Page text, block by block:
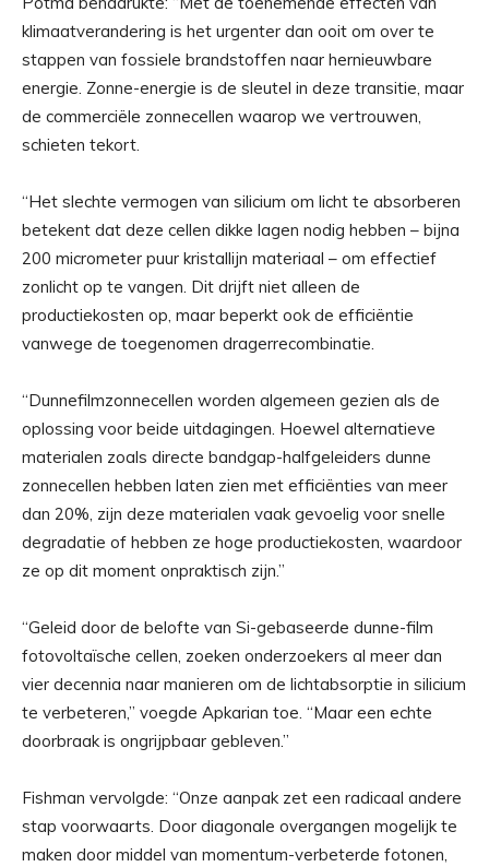
klimaatverandering is het urgenter dan ooit om over te
stappen van fossiele brandstoffen naar hernieuwbare
energie. Zonne-energie is de sleutel in deze transitie, maar
de commerciële zonnecellen waarop we vertrouwen,
schieten tekort.
“Het slechte vermogen van silicium om licht te absorberen
betekent dat deze cellen dikke lagen nodig hebben – bijna
200 micrometer puur kristallijn materiaal – om effectief
zonlicht op te vangen. Dit drijft niet alleen de
productiekosten op, maar beperkt ook de efficiëntie
vanwege de toegenomen dragerrecombinatie.
“Dunnefilmzonnecellen worden algemeen gezien als de
oplossing voor beide uitdagingen. Hoewel alternatieve
materialen zoals directe bandgap-halfgeleiders dunne
zonnecellen hebben laten zien met efficiënties van meer
dan 20%, zijn deze materialen vaak gevoelig voor snelle
degradatie of hebben ze hoge productiekosten, waardoor
ze op dit moment onpraktisch zijn.”
“Geleid door de belofte van Si-gebaseerde dunne-film
fotovoltaïsche cellen, zoeken onderzoekers al meer dan
vier decennia naar manieren om de lichtabsorptie in silicium
te verbeteren,” voegde Apkarian toe. “Maar een echte
doorbraak is ongrijpbaar gebleven.”
Fishman vervolgde: “Onze aanpak zet een radicaal andere
stap voorwaarts. Door diagonale overgangen mogelijk te
maken door middel van momentum-verbeterde fotonen,